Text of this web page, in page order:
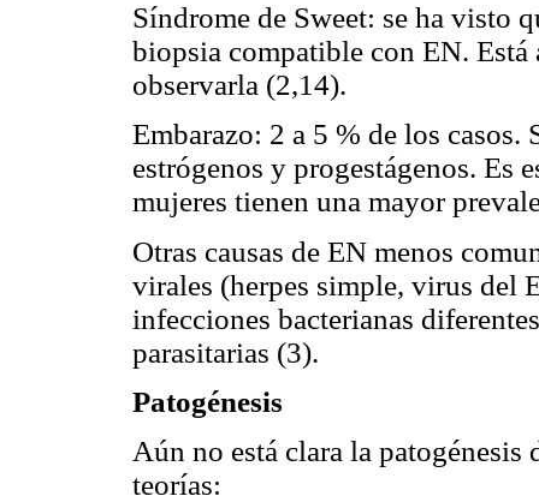
Síndrome de Sweet: se ha visto
biopsia compatible con EN. Está
observarla (2,14).
Embarazo: 2 a 5 % de los casos.
estrógenos y progestágenos. Es
mujeres tienen una mayor
Otras causas de EN menos
virales (herpes simple, virus del
infecciones bacterianas
parasitarias (3).
Patogénesis
Aún no está clara la patogénesis
teorías: